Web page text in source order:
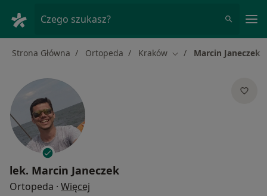
Czego szukasz?
Strona Główna Ortopeda Kraków Zmień miasto
Marcin Janeczek
lek. Marcin Janeczek
Ortopeda · Więcej